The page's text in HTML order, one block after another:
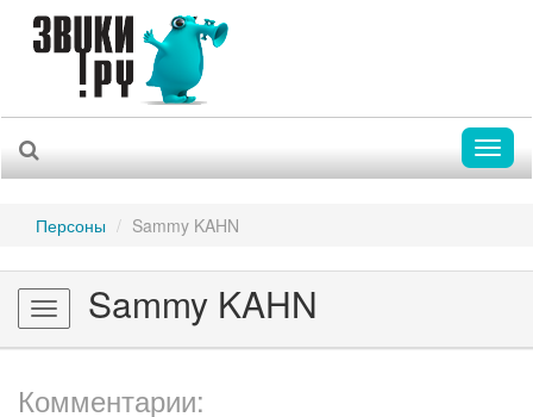
Персоны Sammy KAHN
Toggle
navigation
Sammy KAHN
Комментарии: